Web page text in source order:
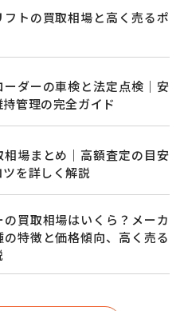
フトの買取相場と高く売るポ
ーダーの車検と法定点検｜安
管理の完全ガイド
相場まとめ｜高額査定の目安
ツを詳しく解説
の買取相場はいくら？メーカ
の特徴と価格傾向、高く売る